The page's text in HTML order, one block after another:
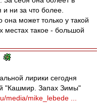
ни за что более.
она может только у такой
местах такое - большой
лирики сегодня
"Кашмир. Запах Зимы"
media/mike_lebede ...